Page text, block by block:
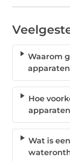
Waarom
Hoe
Wat is